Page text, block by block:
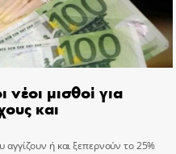
μισθοί για
και
αγγίζουν ή και ξεπερνούν το 25%